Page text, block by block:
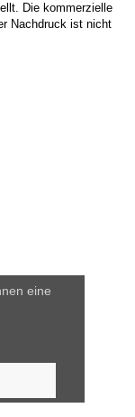
eine
Die kommerzielle
Nachdruck ist nicht